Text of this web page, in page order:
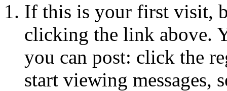
If this is your first visit,
clicking the link above.
you can post: click the
start viewing messages,